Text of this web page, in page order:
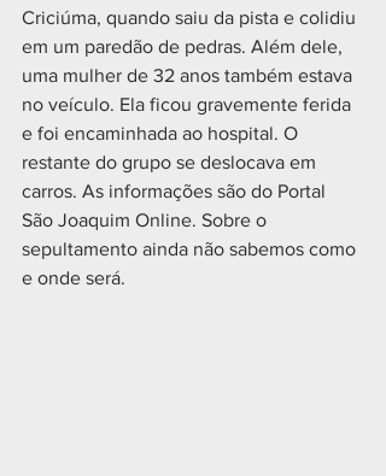
Criciúma, quando saiu da pista e colidiu
em um paredão de pedras. Além dele,
uma mulher de 32 anos também estava
no veículo. Ela ficou gravemente ferida
e foi encaminhada ao hospital. O
restante do grupo se deslocava em
carros. As informações são do Portal
São Joaquim Online. Sobre o
sepultamento ainda não sabemos como
e onde será.